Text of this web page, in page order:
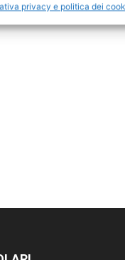
privacy e politica dei